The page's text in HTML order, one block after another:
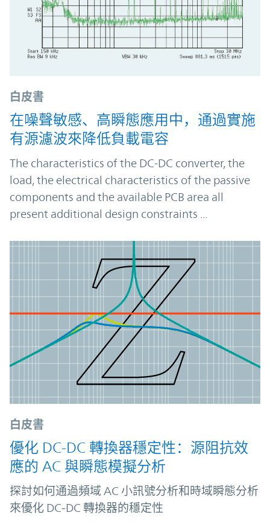
白皮書
在噪聲敏感、高瞬態應用中，通過實施
有源濾波來降低負載電容
The characteristics of the DC-DC converter, the
load, the electrical characteristics of the passive
components and the available PCB area all
present additional design constraints ...
白皮書
優化 DC-DC 轉換器穩定性：源阻抗效
應的 AC 與瞬態模擬分析
探討如何通過頻域 AC 小訊號分析和時域瞬態分析
來優化 DC‑DC 轉換器的穩定性